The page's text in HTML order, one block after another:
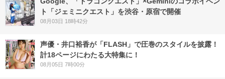
ト「ジェミニクエスト」を渋谷・原宿で開催
08月03日 18時42分
声優・井口裕香が「FLASH」で圧巻のスタイルを披露！
計18ページにわたる大特集に！
08月05日 7時00分